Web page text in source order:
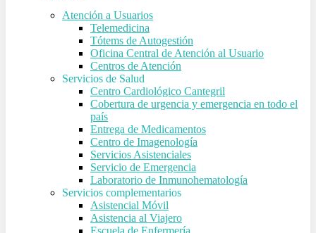
Atención a Usuarios
Telemedicina
Tótems de Autogestión
Oficina Central de Atención al Usuario
Centros de Atención
Servicios de Salud
Centro Cardiológico Cantegril
Cobertura de urgencia y emergencia en todo el
país
Entrega de Medicamentos
Centro de Imagenología
Servicios Asistenciales
Servicio de Emergencia
Laboratorio de Inmunohematología
Servicios complementarios
Asistencial Móvil
Asistencia al Viajero
Escuela de Enfermería